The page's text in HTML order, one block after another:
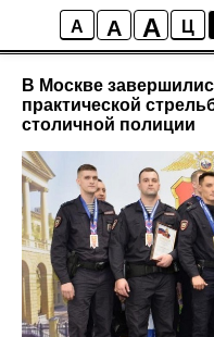
A A A Ц
Новости
В Москве
практической
столичной полиции